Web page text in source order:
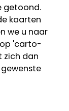
getoond.
kaarten
we u naar
'carto-
zich dan